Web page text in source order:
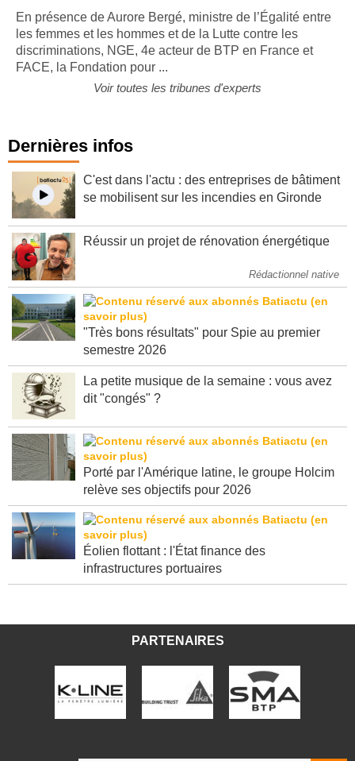
En présence de Aurore Bergé, ministre de l’Égalité entre
les femmes et les hommes et de la Lutte contre les
discriminations, NGE, 4e acteur de BTP en France et
Dernières infos
C'est dans l'actu : des entreprises de bâtiment
Rédactionnel native
"Très bons résultats" pour Spie au premier
La petite musique de la semaine : vous avez
Porté par l'Amérique latine, le groupe Holcim
Éolien flottant : l'État finance des